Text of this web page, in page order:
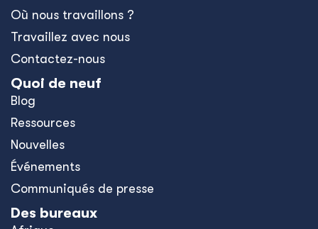
Où nous travaillons ?
Travaillez avec nous
Contactez-nous
Quoi de neuf
Blog
Ressources
Nouvelles
Événements
Communiqués de presse
Des bureaux